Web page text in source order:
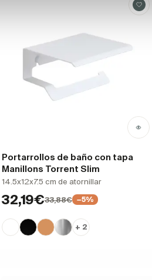
Portarrollos de baño con tapa
Manillons Torrent Slim
14.5x12x7.5 cm de atornillar
32,19€33,88€ −5%
+ 2